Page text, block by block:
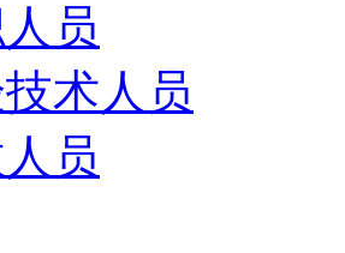
员
术人员
员